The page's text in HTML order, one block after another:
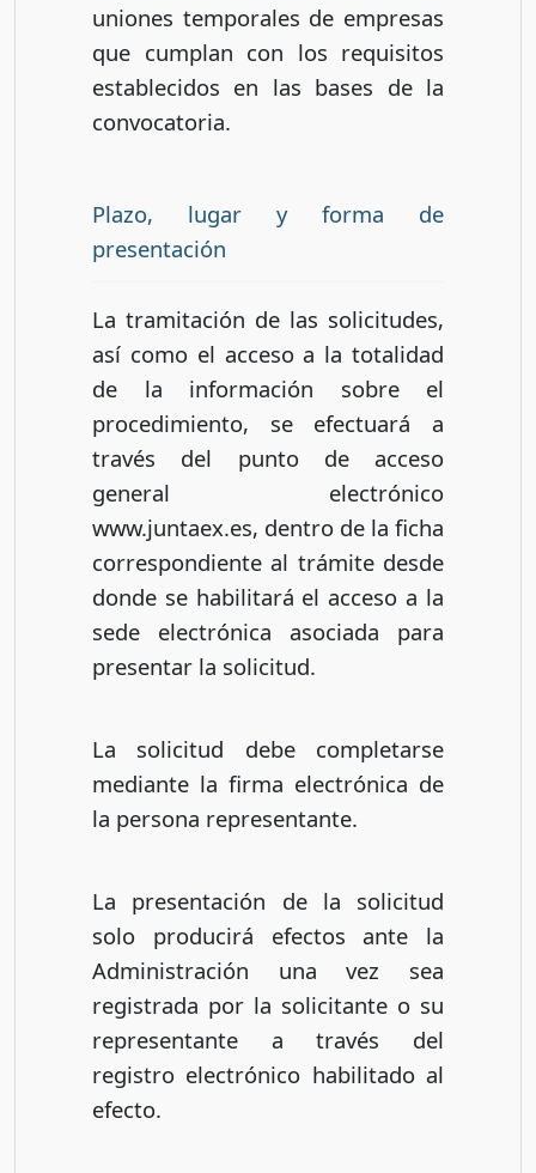
uniones temporales de empresas
que cumplan con los requisitos
establecidos en las bases de la
convocatoria.
Plazo, lugar y forma de
presentación
La tramitación de las solicitudes,
así como el acceso a la totalidad
de la información sobre el
procedimiento, se efectuará a
través del punto de acceso
general electrónico
www.juntaex.es, dentro de la ficha
correspondiente al trámite desde
donde se habilitará el acceso a la
sede electrónica asociada para
presentar la solicitud.
La solicitud debe completarse
mediante la firma electrónica de
la persona representante.
La presentación de la solicitud
solo producirá efectos ante la
Administración una vez sea
registrada por la solicitante o su
representante a través del
registro electrónico habilitado al
efecto.